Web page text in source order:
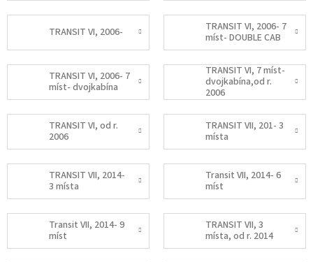
TRANSIT VI, 2006-
TRANSIT VI, 2006- 7
míst- DOUBLE CAB
TRANSIT VI, 2006- 7
míst- dvojkabína
TRANSIT VI, 7 míst-
dvojkabína,od r.
2006
TRANSIT VI, od r.
2006
TRANSIT VII, 201- 3
místa
TRANSIT VII, 2014-
3 místa
Transit VII, 2014- 6
míst
Transit VII, 2014- 9
míst
TRANSIT VII, 3
místa, od r. 2014